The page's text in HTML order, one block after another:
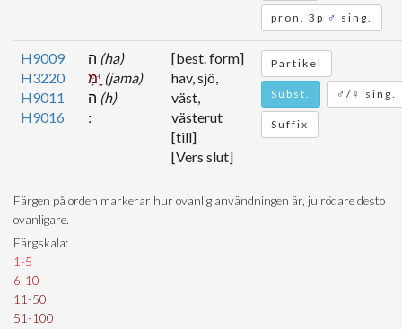
pron. 3p ♂ sing.
H9009
H3220
H9011
H9016
(ha)
(jama)
(h)
[best. form]
hav, sjö,
väst,
västerut
[till]
[Vers slut]
Partikel
Subst. ♂/♀ sing.
Suffix
Färgen på orden markerar hur ovanlig användningen är, ju rödare desto
ovanligare.
Färgskala:
1-5
6-10
11-50
51-100